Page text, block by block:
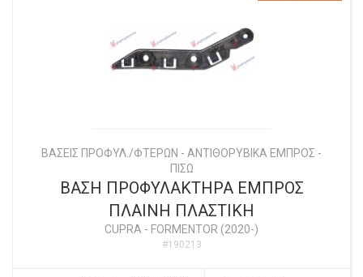
ΒΑΣΕΙΣ ΠΡΟΦΥΛ./ΦΤΕΡΩΝ - ΑΝΤΙΘΟΡΥΒΙΚΑ ΕΜΠΡΟΣ -
ΠΙΣΩ
ΒΑΣΗ ΠΡΟΦΥΛΑΚΤΗΡΑ ΕΜΠΡΟΣ
ΠΛΑΙΝΗ ΠΛΑΣΤΙΚΗ
CUPRA - FORMENTOR (2020-)
#190213